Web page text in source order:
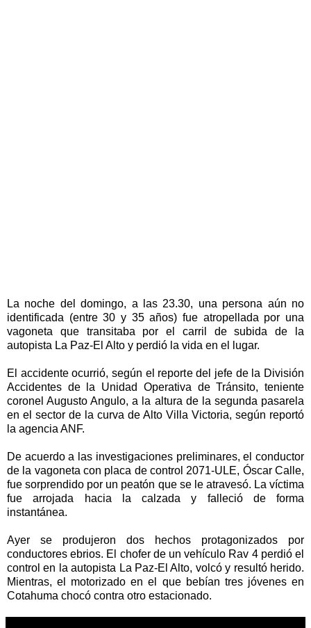
La noche del domingo, a las 23.30, una persona aún no
identificada (entre 30 y 35 años) fue atropellada por una
vagoneta que transitaba por el carril de subida de la
autopista La Paz-El Alto y perdió la vida en el lugar.
El accidente ocurrió, según el reporte del jefe de la División
Accidentes de la Unidad Operativa de Tránsito, teniente
coronel Augusto Angulo, a la altura de la segunda pasarela
en el sector de la curva de Alto Villa Victoria, según reportó
la agencia ANF.
De acuerdo a las investigaciones preliminares, el conductor
de la vagoneta con placa de control 2071-ULE, Óscar Calle,
fue sorprendido por un peatón que se le atravesó. La víctima
fue arrojada hacia la calzada y falleció de forma
instantánea.
Ayer se produjeron dos hechos protagonizados por
conductores ebrios. El chofer de un vehículo Rav 4 perdió el
control en la autopista La Paz-El Alto, volcó y resultó herido.
Mientras, el motorizado en el que bebían tres jóvenes en
Cotahuma chocó contra otro estacionado.